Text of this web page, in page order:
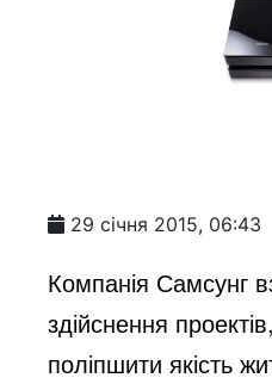
29 січня 2015, 06:43
Компанія Самсунг
здійснення
поліпшити якість